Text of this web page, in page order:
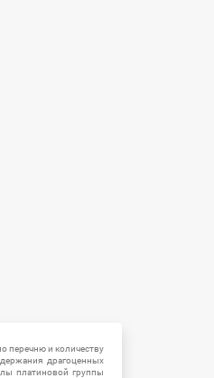
перечню и количеству
драгоценных
платиновой группы